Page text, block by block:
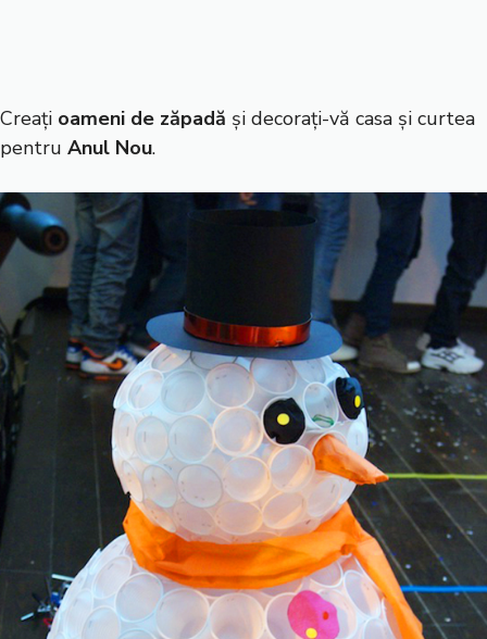
Creați oameni de zăpadă și decorați-vă casa și curtea
pentru Anul Nou.